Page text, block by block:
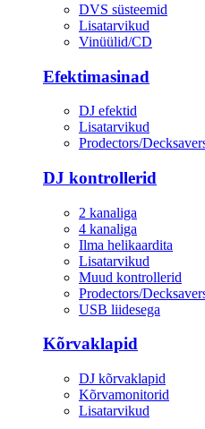
DVS süsteemid
Lisatarvikud
Vinüülid/CD
Efektimasinad
DJ efektid
Lisatarvikud
Prodectors/
DJ kontrollerid
2 kanaliga
4 kanaliga
Ilma helikaardita
Lisatarvikud
Muud kontrollerid
Prodectors/
USB liidesega
Kõrvaklapid
DJ kõrvaklapid
Kõrvamonitorid
Lisatarvikud